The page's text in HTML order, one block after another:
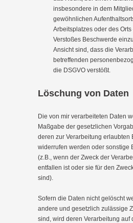
insbesondere in dem
gewöhnlichen
Arbeitsplatzes oder des
Verstoßes Beschwerde
Ansicht sind, dass die
betreffenden
die DSGVO verstößt.
Löschung von Daten
Die von mir verarbeiteten Daten
Maßgabe der gesetzlichen
deren zur Verarbeitung erlaubten
widerrufen werden oder sonstige
(z.B., wenn der Zweck der
entfallen ist oder sie für den
sind).
Sofern die Daten nicht gelöscht
andere und gesetzlich zulässige
sind, wird deren Verarbeitung auf